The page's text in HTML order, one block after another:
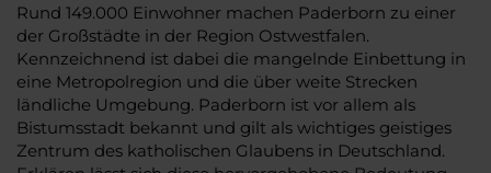
Rund 149.000 Einwohner machen Paderborn zu einer
der Großstädte in der Region Ostwestfalen.
Kennzeichnend ist dabei die mangelnde Einbettung in
eine Metropolregion und die über weite Strecken
ländliche Umgebung. Paderborn ist vor allem als
Bistumsstadt bekannt und gilt als wichtiges geistiges
Zentrum des katholischen Glaubens in Deutschland.